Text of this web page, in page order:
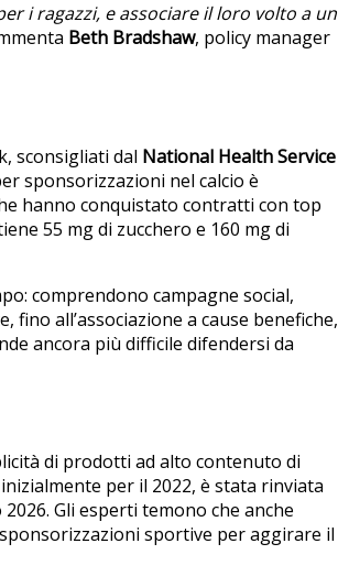
i ragazzi, e associare il loro volto a un
Beth Bradshaw, policy manager
sconsigliati dal National Health Service
sponsorizzazioni nel calcio è
hanno conquistato contratti con top
55 mg di zucchero e 160 mg di
comprendono campagne social,
all’associazione a cause benefiche,
ancora più difficile difendersi da
di prodotti ad alto contenuto di
per il 2022, è stata rinviata
Gli esperti temono che anche
sportive per aggirare il